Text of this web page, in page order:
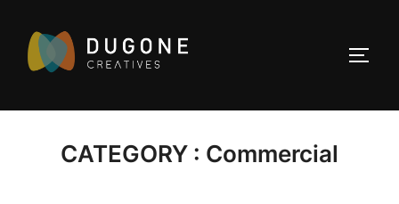
contenu
CATEGORY : Commercial